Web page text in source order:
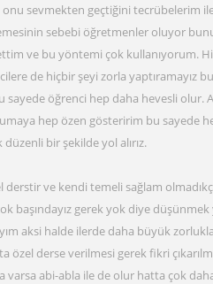
sevmekten geçtiğini tecrübelerim
sebebi öğretmenler oluyor
ve bu yöntemi çok kullanıyorum.
de hiçbir şeyi zorla yaptıramayız
sayede öğrenci hep daha hevesli olur.
hep özen gösteririm bu sayede
bir şekilde yol alırız.
ve kendi temeli sağlam
başındayız gerek yok diye
aksi halde ilerde daha büyük
özel derse verilmesi gerek fikri
varsa abi-abla ile de olur hatta çok